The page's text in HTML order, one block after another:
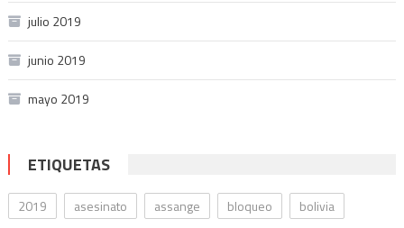
julio 2019
junio 2019
mayo 2019
ETIQUETAS
2019 asesinato assange bloqueo bolivia